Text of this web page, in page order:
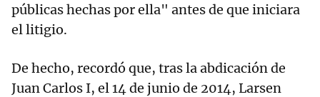
públicas hechas por ella" antes de que iniciara
el litigio.
De hecho, recordó que, tras la abdicación de
Juan Carlos I, el 14 de junio de 2014, Larsen